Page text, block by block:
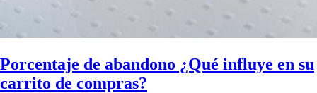
Porcentaje de abandono ¿Qué influye en su
carrito de compras?